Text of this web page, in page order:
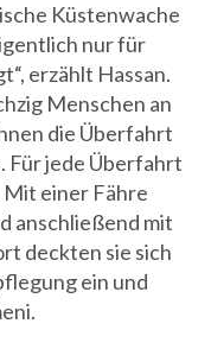
Küstenwache
nur für
erzählt Hassan.
Menschen an
die Überfahrt
Für jede Überfahrt
Mit einer Fähre
anschließend mit
deckten sie sich
ein und